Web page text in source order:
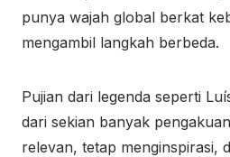
punya wajah global berkat
mengambil langkah berbeda.
Pujian dari legenda seperti
dari sekian banyak
relevan, tetap menginspirasi,